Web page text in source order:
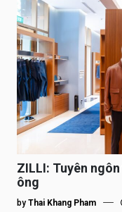
ZILLI: Tuyên
ông
by Thai Khang Pham